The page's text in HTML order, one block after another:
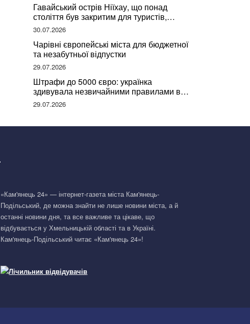
Гавайський острів Ніїхау, що понад
століття був закритим для туристів,
починає приймати перших відвідувачів
30.07.2026
Чарівні європейські міста для бюджетної
та незабутньої відпустки
29.07.2026
Штрафи до 5000 євро: українка
здивувала незвичайними правилами в
Німеччині та поділилася правдою
29.07.2026
«Кам'янець 24» — інтернет-газета міста Кам'янець-
Подільський, де можна знайти не лише новини міста, а й
останні новини дня, та все важливе та цікаве, що
відбувається у Хмельницькій області та в Україні.
Кам'янець-Подільський читає «Кам'янець 24»!